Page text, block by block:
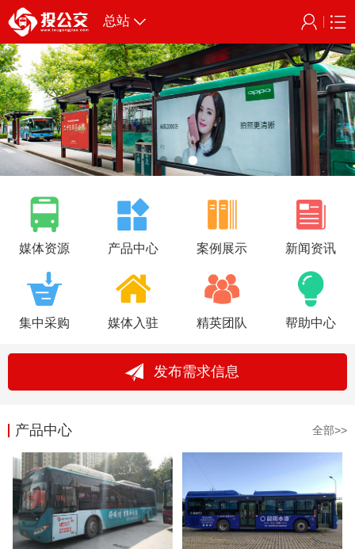
总站
媒体资源 产品中心 案例展示 新闻资讯
集中采购 媒体入驻 精英团队 帮助中心
发布需求信息
产品中心 全部>>